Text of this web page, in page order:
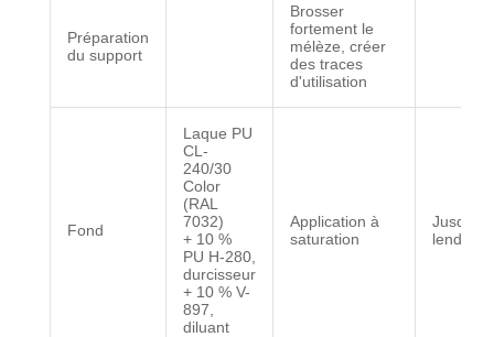
Préparation
du support
Brosser
fortement le
mélèze, créer
des traces
d'utilisation
Fond
Laque PU
CL-
240/30
Color
(RAL
7032)
+ 10 %
PU H-280,
durcisseur
+ 10 % V-
897,
diluant
Application à
saturation
Jusqu'au